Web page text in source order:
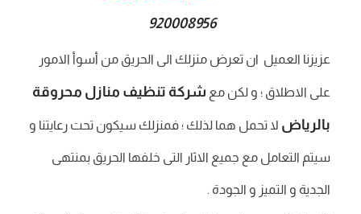
920008956
عزيزنا العميل ان تعرض منزلك الى الحريق من أسوأ الامور
على الاطلاق ؛ و لكن مع شركة تنظيف منازل محروقة
بالرياض لا تحمل هما لذلك ؛ فمنزلك سيكون تحت رعايتنا و
سيتم التعامل مع جميع الاثار التى خلفها الحريق بمنتهى
الجدية و التميز و الجودة .